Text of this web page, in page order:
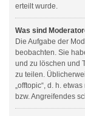
erteilt wurde.
Was sind
Die Aufgabe der
beobachten. Sie
und zu löschen und
zu teilen.
„offtopic“, d. h.
bzw. Angreifendes